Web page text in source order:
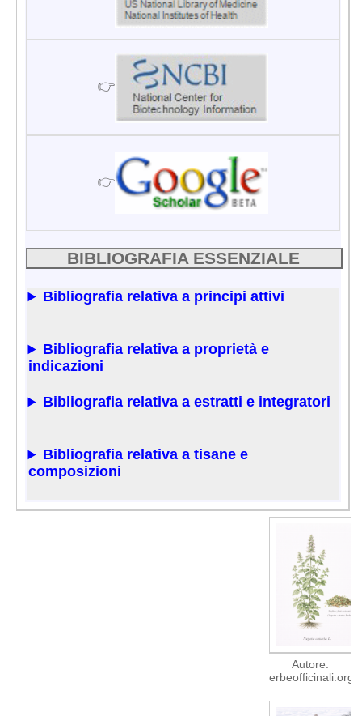
👉
👉
BIBLIOGRAFIA ESSENZIALE
Bibliografia relativa a principi attivi
Bibliografia relativa a proprietà e
indicazioni
Bibliografia relativa a estratti e integratori
Bibliografia relativa a tisane e
composizioni
Autore:
erbeofficinali.org